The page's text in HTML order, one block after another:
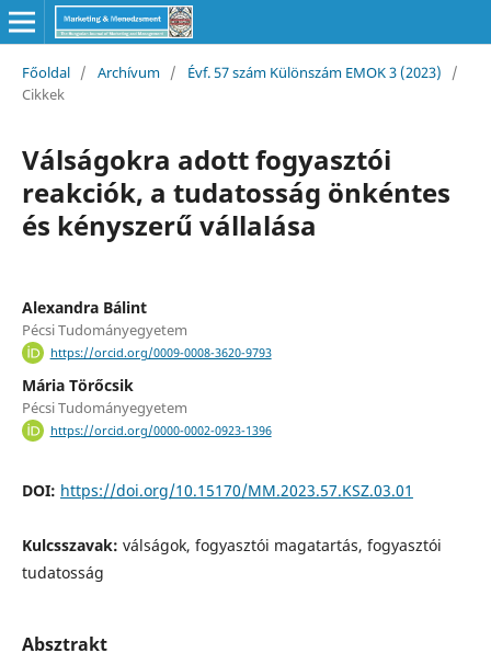
Főoldal / Archívum / Évf. 57 szám Különszám EMOK 3 (2023)
/
Cikkek
Válságokra adott fogyasztói
reakciók, a tudatosság önkéntes
és kényszerű vállalása
Alexandra Bálint
Pécsi Tudományegyetem
https://orcid.org/0009-0008-3620-9793
Mária Törőcsik
Pécsi Tudományegyetem
https://orcid.org/0000-0002-0923-1396
DOI: https://doi.org/10.15170/MM.2023.57.KSZ.03.01
Kulcsszavak: válságok, fogyasztói magatartás, fogyasztói
tudatosság
Absztrakt